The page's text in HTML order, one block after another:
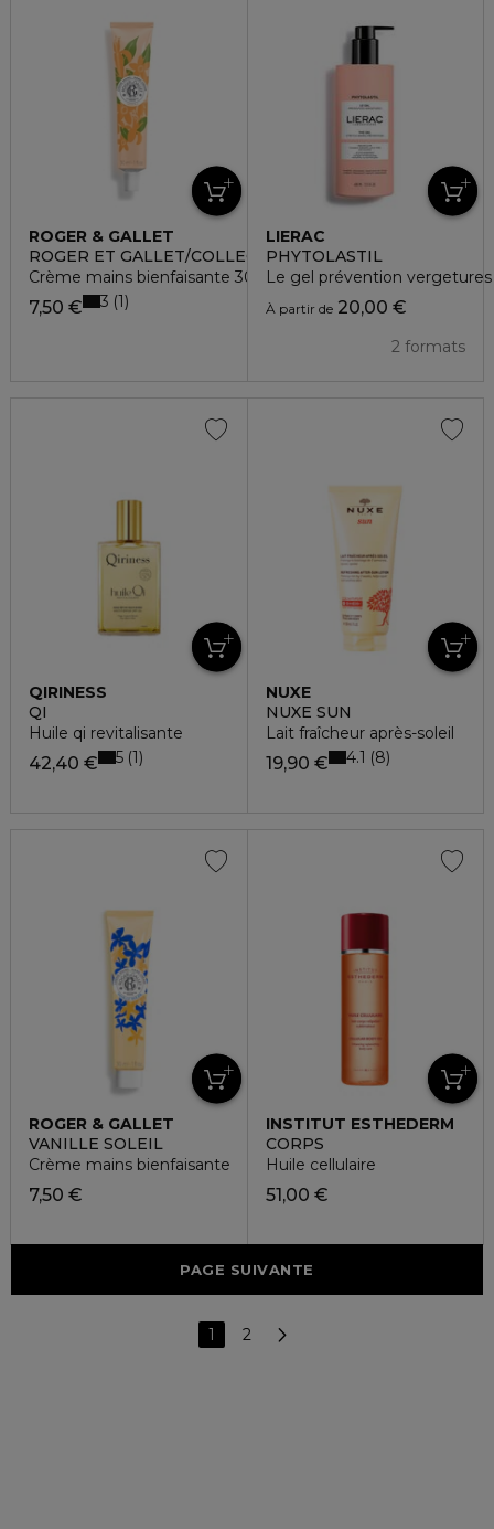
ROGER & GALLET
ROGER ET GALLET/COLLECTIONS HISTORIQUES
Crème mains bienfaisante 30mL - Néroli
7,50 € 3 1
LIERAC
PHYTOLASTIL
Le gel prévention vergetures
À partir de20,00 €
2 formats
QIRINESS
QI
Huile qi revitalisante
42,40 € 5 1
NUXE
NUXE SUN
Lait fraîcheur après-soleil
19,90 € 4.1 8
ROGER & GALLET
VANILLE SOLEIL
Crème mains bienfaisante
7,50 €
INSTITUT ESTHEDERM
CORPS
Huile cellulaire
51,00 €
PAGE SUIVANTE
1 2